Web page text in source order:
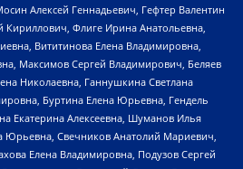
Алексей Геннадьевич, Гефтер Валентин
Флиге Ирина Анатольевна,
Вититинова Елена Владимировна,
Максимов Сергей Владимирович, Беляев
Николаевна, Ганнушкина Светлана
Буртина Елена Юрьевна, Гендель
Екатерина Алексеевна, Шуманов Илья
Юрьевна, Свечников Анатолий Мариевич,
Елена Владимировна, Подузов Сергей